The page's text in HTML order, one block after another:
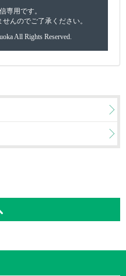
専用です。
んのでご了承ください。
All Rights Reserved.